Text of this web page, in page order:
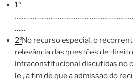
1º
……
2ºNo recurso especial, o
relevância das questões de
infraconstitucional discutidas no
lei, a fim de que a admissão do